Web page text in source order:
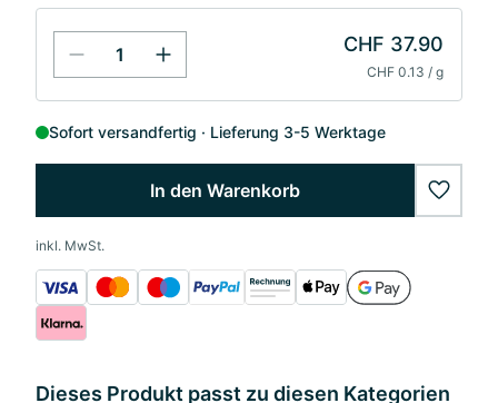
CHF 37.90
CHF 0.13 / g
Sofort versandfertig Lieferung 3-5 Werktage
In den Warenkorb
inkl. MwSt.
Dieses Produkt passt zu diesen Kategorien